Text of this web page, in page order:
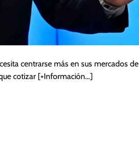
centrarse más en sus mercados de
cotizar [+Información…]